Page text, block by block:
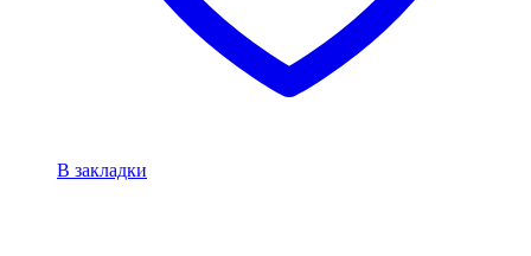
В закладки